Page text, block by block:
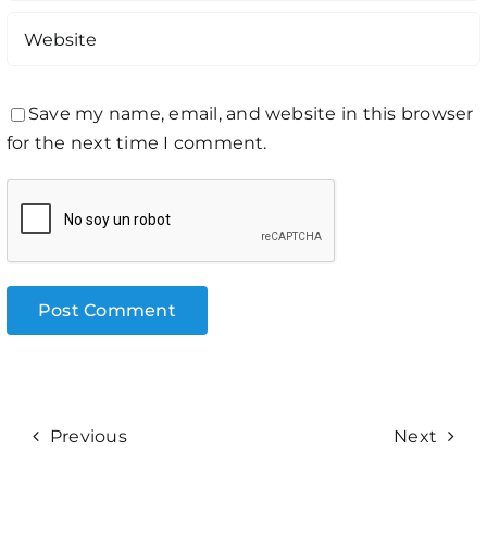
Save my name, email, and website in this browser
for the next time I comment.
Previous Next